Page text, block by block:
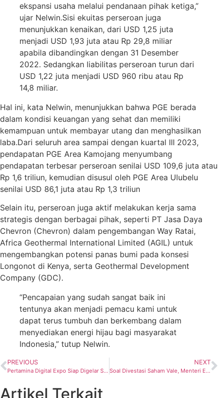
ekspansi usaha melalui pendanaan pihak ketiga,”
ujar Nelwin.Sisi ekuitas perseroan juga
menunjukkan kenaikan, dari USD 1,25 juta
menjadi USD 1,93 juta atau Rp 29,8 miliar
apabila dibandingkan dengan 31 Desember
2022. Sedangkan liabilitas perseroan turun dari
USD 1,22 juta menjadi USD 960 ribu atau Rp
14,8 miliar.
Hal ini, kata Nelwin, menunjukkan bahwa PGE berada
dalam kondisi keuangan yang sehat dan memiliki
kemampuan untuk membayar utang dan menghasilkan
laba.Dari seluruh area sampai dengan kuartal III 2023,
pendapatan PGE Area Kamojang menyumbang
pendapatan terbesar perseroan senilai USD 109,6 juta atau
Rp 1,6 triliun, kemudian disusul oleh PGE Area Ulubelu
senilai USD 86,1 juta atau Rp 1,3 triliun
Selain itu, perseroan juga aktif melakukan kerja sama
strategis dengan berbagai pihak, seperti PT Jasa Daya
Chevron (Chevron) dalam pengembangan Way Ratai,
Africa Geothermal International Limited (AGIL) untuk
mengembangkan potensi panas bumi pada konsesi
Longonot di Kenya, serta Geothermal Development
Company (GDC).
“Pencapaian yang sudah sangat baik ini
tentunya akan menjadi pemacu kami untuk
dapat terus tumbuh dan berkembang dalam
menyediakan energi hijau bagi masyarakat
Indonesia,” tutup Nelwin.
PREVIOUS
Pertamina Digital Expo Siap Digelar Sebagai Upaya Penguasaan Teknologi Digital Perusahaan
NEXT
Soal Divestasi Saham Vale, Menteri Erick: Masih Dipelajari Untung Ruginya
Artikel Terkait